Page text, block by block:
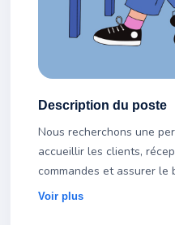
Description du poste
Nous recherchons une
accueillir les clients,
commandes et assurer
laverie.
Voir plus